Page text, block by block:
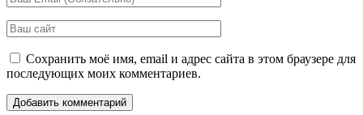
Сохранить моё имя, email и адрес сайта в этом браузере для
последующих моих комментариев.